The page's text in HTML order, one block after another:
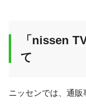
「nissen
て
ニッセンでは、通